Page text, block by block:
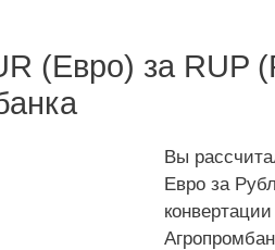
(Евро) за
Вы
Евро за